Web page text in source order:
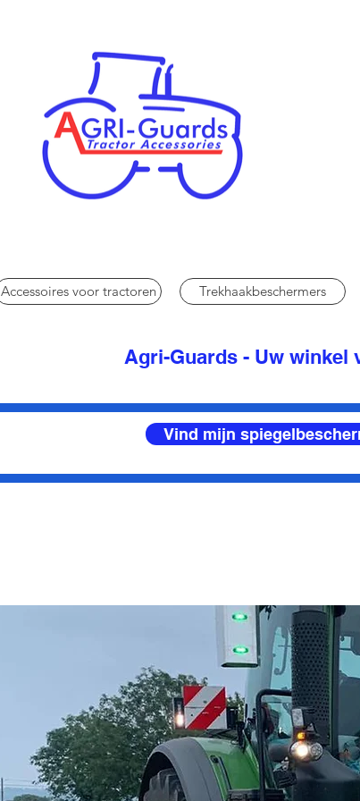
Accessoires voor tractoren Trekhaakbeschermers
Agri-Guards - Uw
Vind mijn